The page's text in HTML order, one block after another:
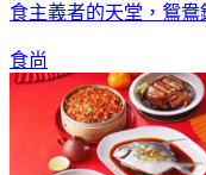
食主義者的天堂，鴛鴦
食尚